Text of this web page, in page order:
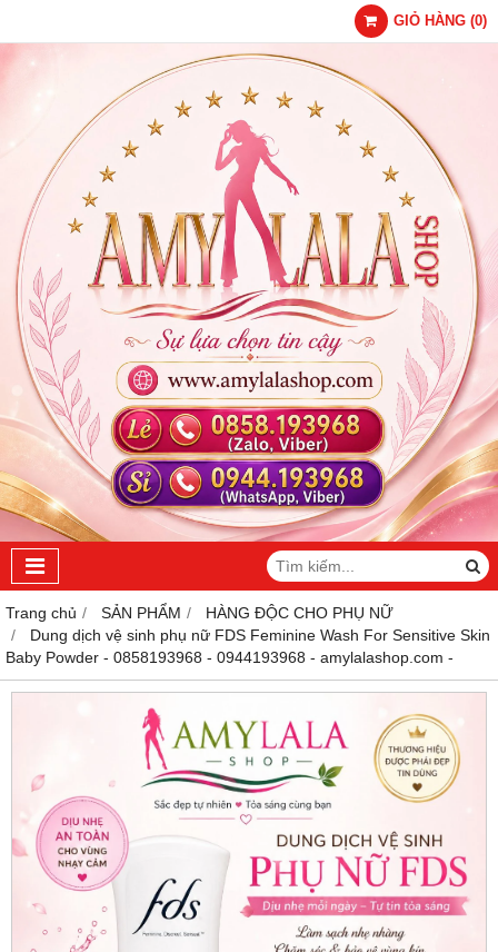
GIỎ HÀNG (0)
Trang chủ SẢN PHẨM
HÀNG ĐỘC CHO PHỤ NỮ
Dung dịch vệ sinh phụ nữ FDS Feminine Wash For Sensitive Skin
Baby Powder - 0858193968 - 0944193968 - amylalashop.com -